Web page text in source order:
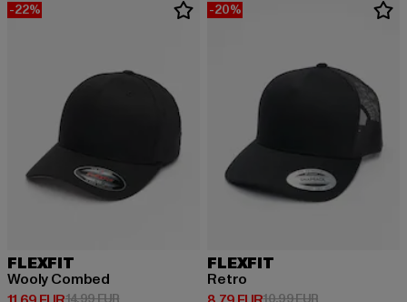
-22%
FLEXFIT
Wooly Combed
14,99 EURAktionspreis: 14,99 EUR
-20%
FLEXFIT
Retro
10,99 EURAktionspreis: